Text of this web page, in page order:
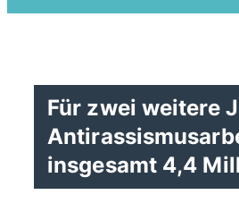
Für zwei weitere
insgesamt 4,4